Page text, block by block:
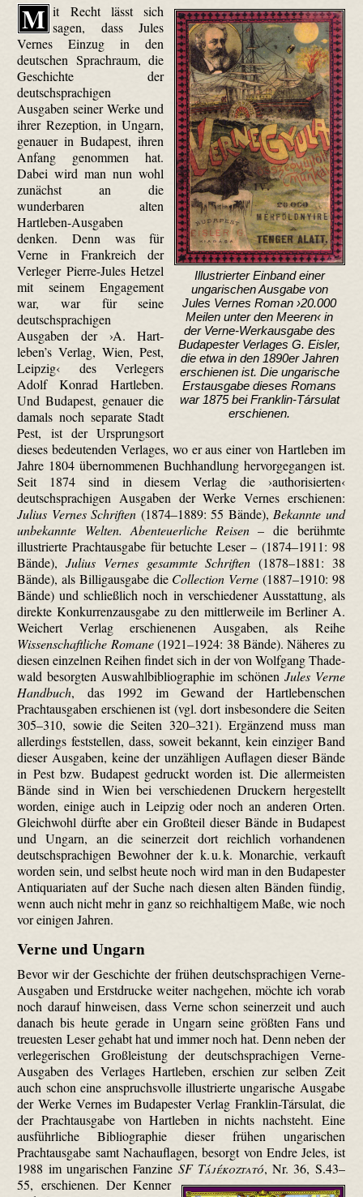
Illustrierter Einband einer
ungarischen Ausgabe von
Jules Vernes Roman ›20.000
Meilen unter den Meeren‹ in
der Verne-Werk­ausgabe des
Budapester Verlages G. Eisler,
die etwa in den 1890er Jahren
erschienen ist. Die ungarische
Erstausgabe dieses Romans
war 1875 bei Franklin-Társulat
erschienen.
M it Recht lässt sich
sagen, dass Jules
Vernes Einzug in den
deutschen Sprachraum, die
Geschichte der
deutschsprachigen
Ausgaben seiner Werke und
ihrer Rezeption, in Ungarn,
genauer in Budapest, ihren
Anfang genommen hat.
Dabei wird man nun wohl
zunächst an die
wunderbaren alten
Hartleben-Ausgaben
denken. Denn was für
Verne in Frankreich der
Verleger Pierre-Jules Hetzel
mit seinem Engagement
war, war für seine
deutschsprachigen
Ausgaben der ›A. Hart­
leben’s Verlag, Wien, Pest,
Leipzig‹ des Verlegers
Adolf Konrad Hartleben.
Und Budapest, genauer die
damals noch separate Stadt
Pest, ist der Ursprungsort
dieses bedeutenden Verlages, wo er aus einer von Hartleben im
Jahre 1804 übernommenen Buchhandlung hervorgegangen ist.
Seit 1874 sind in diesem Verlag die ›authori­sierten‹
deutschsprachigen Ausgaben der Werke Vernes erschienen:
Julius Vernes Schriften (1874–1889: 55 Bände),Bekannte und
unbekannte Welten. Abenteuerliche Reisen – die berühmte
illustrierte Prachtausgabe für betuchte Leser – (1874–1911: 98
Bände),Julius Vernes gesammte Schriften (1878–1881: 38
Bände), als Billigausgabe die Collection Verne (1887–1910: 98
Bände) und schließlich noch in verschiedener Ausstattung, als
direkte Konkurrenzausgabe zu den mittlerweile im Berliner A.
Weichert Verlag erschienenen Ausgaben, als Reihe
Wissenschaftliche Romane(1921–1924: 38 Bände). Näheres zu
diesen einzelnen Reihen findet sich in der von Wolfgang Thade­
wald besorgten Auswahlbibliographie im schönen Jules Verne
Handbuch, das 1992 im Gewand der Hart­leben­schen
Prachtausgaben erschienen ist (vgl. dort insbesondere die Seiten
305–310, sowie die Seiten 320–321). Ergänzend muss man
allerdings feststellen, dass, soweit bekannt, kein einziger Band
dieser Ausgaben, keine der unzähligen Auflagen dieser Bände
in Pest bzw. Budapest gedruckt worden ist. Die allermeisten
Bände sind in Wien bei verschiedenen Druckern hergestellt
worden, einige auch in Leipzig oder noch an anderen Orten.
Gleichwohl dürfte aber ein Großteil dieser Bände in Budapest
und Ungarn, an die seinerzeit dort reichlich vorhandenen
deutschsprachigen Bewohner der k. u. k. Monarchie, verkauft
worden sein, und selbst heute noch wird man in den Budapester
Antiquariaten auf der Suche nach diesen alten Bänden fündig,
wenn auch nicht mehr in ganz so reichhaltigem Maße, wie noch
vor einigen Jahren.
Verne und Ungarn
Bevor wir der Geschichte der frühen deutschsprachigen Verne-
Ausgaben und Erstdrucke weiter nachgehen, möchte ich vorab
noch darauf hinweisen, dass Verne schon seinerzeit und auch
danach bis heute gerade in Ungarn seine größten Fans und
treuesten Leser gehabt hat und immer noch hat. Denn neben der
verlegerischen Großleistung der deutschsprachigen Verne-
Ausgaben des Verlages Hartleben, erschien zur selben Zeit
auch schon eine anspruchsvolle illustrierte ungarische Ausgabe
der Werke Vernes im Budapester Verlag Franklin-Társulat, die
der Prachtausgabe von Hartleben in nichts nachsteht. Eine
ausführliche Bibliographie dieser frühen ungarischen
Prachtausgabe samt Nach­auflagen, besorgt von Endre Jeles, ist
1988 im ungarischen Fanzine SF Tájékoztató, Nr. 36, S.43–
55, erschienen. Der Kenner